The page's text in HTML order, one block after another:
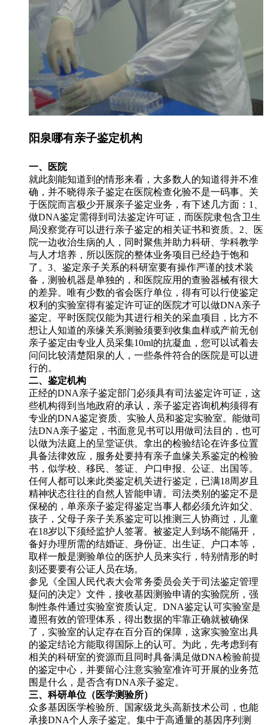
阳泉哪有亲子鉴定机构
一、医院
就此刻能知道到的情形来看，大多数人的知道得并不准
确，并不晓得亲子鉴定在医院检查化验不是一码事。关
于医院而言极少开展亲子鉴定业务，有下述几方面：1、
做DNA鉴定需得到司法鉴定许可证，而医院隶包含卫生
局没察觉存可以进行亲子鉴定的相关证书和资质。2、医
院一边收治生病的人，同时聚焦并助力科研、学科教学
与人才培养，所以医院的整体业务项目已经趋于饱和
了。3、鉴定亲子关系的科研室要有操作严谨的技术装
备，测验机器是单独的，和医院应用的查验器械有很大
的差异。唯有少数的省会医疗单位，得有可以行使鉴定
权利的实验室得有鉴定许可证的医院才可以做DNA亲子
鉴定。平时医院仅能为其进行相关的采血项目，比方不
想让人知道的亲缘关系测验须要到收集血样或产前无创
亲子鉴定由专业人员采集10ml的抗凝血，您可以试着去
问问比较清楚阳泉的人，一些条件符合的医院是可以进
行的。
二、鉴定机构
正经的DNA亲子鉴定部门必须具有司法鉴定许可证，这
些机构得到当地政府的承认，亲子鉴定咨询机构须得有
专业的DNA鉴定资质、实验人员和鉴定实验室。能做司
法DNA亲子鉴定，书面意见书可以用做司法目的，也可
以做为法庭上的呈堂证供。拿出的检验结论在许多位置
具备法律效应，服务处要持有亲子血缘关系鉴定的检验
书，似学校、移民、签证、户口申报、公证、出国等。
任何人都可以来此类鉴定机关进行鉴定，已满18周岁且
精神状态往往的自然人皆能申请。司法类别的鉴定不是
保秘的，单亲亲子鉴定得鉴定当事人都必须允许如父、
孩子，父母子亲子关系鉴定可以推测三人协商过，儿童
在18岁以下须经监护人签署。被鉴定人到场不能隔开，
备好办理所需的结婚证、身份证、出生证、户口本等，
取样一般是测验单位的医护人员来实行，特别情形的时
刻还要要有公证人员在场。
参见《全国人民代表大会常务委员会关于司法鉴定管理
疑问的决定》文件，接收基因测验申请的实验院所，强
制性条件通过实验室资质认定。DNA鉴定认可实验室是
遵照有效的管理体系，得出数据的牢靠正确就被确保
了，实验室的认定存在百分百的保障，这家实验室出具
的鉴定结论方能取得国际上的认可。为此，先考虑到有
相关的科研室的资源而且同时具备满足做DNA检验前提
的鉴定中心，并要留心注意实验室准许可开展的业务范
围是什么，是否含有DNA亲子鉴定。
三、科研单位（医学测验所）
众多基因医学检验所、国家级龙头高新技术公司，也能
承接DNA个人亲子鉴定。集中于高通量的基因序列测